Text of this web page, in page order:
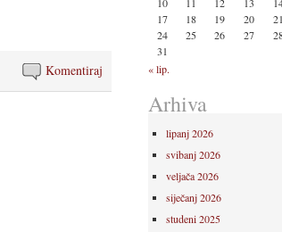
Komentiraj « lip.
17
18 19 20 21
24
25 26 27
31
Arhiva
lipanj 2026
svibanj 2026
veljača 2026
siječanj 2026
studeni 2025